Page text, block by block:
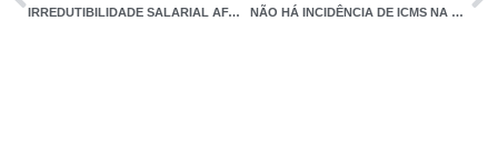
IRREDUTIBILIDADE SALARIAL AFASTAMENTO POR DOENÇA CAUSADA PELO EMPREGADOR NÃO RETIRA ADICIONAL DE ATIVIDADE NÃO HÁ INCIDÊNCIA DE ICMS NA TRANSFERÊNCIA DE MERCADORIAS DO MESMO DONO, DECIDE TJ-SP